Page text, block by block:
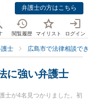
弁護士の方はこちら
閲覧履歴 マイリスト ログイン
士 広島市で法律相談で
に強い弁護士
士が4名見つかりました。初